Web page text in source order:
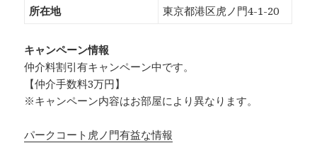
所在地
東京都港区虎ノ門4-1-20
キャンペーン情報
仲介料割引有キャンペーン中です。
【仲介手数料3万円】
※キャンペーン内容はお部屋により異なります。
パークコート虎ノ門有益な情報